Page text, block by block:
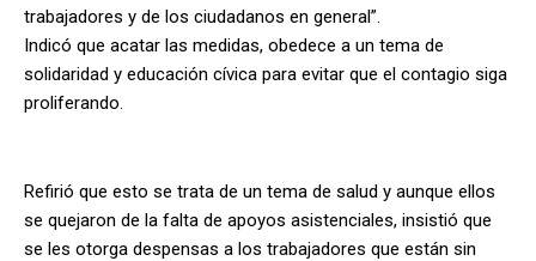
trabajadores y de los ciudadanos en general”.
Indicó que acatar las medidas, obedece a un tema de
solidaridad y educación cívica para evitar que el contagio siga
proliferando.
Refirió que esto se trata de un tema de salud y aunque ellos
se quejaron de la falta de apoyos asistenciales, insistió que
se les otorga despensas a los trabajadores que están sin